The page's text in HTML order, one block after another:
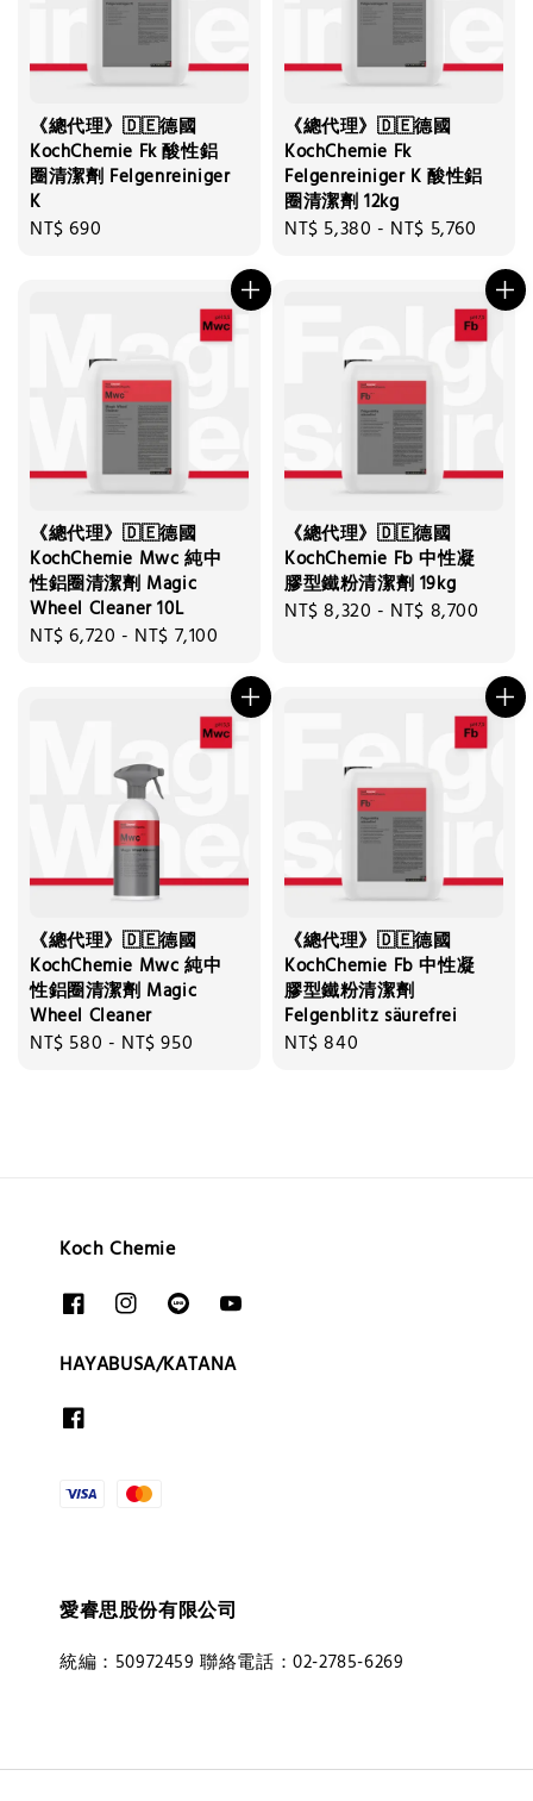
《總代理》🇩🇪德國
KochChemie Fk 酸性鋁
圈清潔劑 Felgenreiniger
K
Regular
NT$ 690
《總代理》🇩🇪德國
KochChemie Fk
Felgenreiniger K 酸性鋁
圈清潔劑 12kg
Regular
NT$ 5,380 - NT$ 5,760
《總代理》🇩🇪德國
KochChemie Mwc 純中
性鋁圈清潔劑 Magic
Wheel Cleaner 10L
Regular
NT$ 6,720 - NT$ 7,100
《總代理》🇩🇪德國
KochChemie Fb 中性凝
膠型鐵粉清潔劑 19kg
Regular
NT$ 8,320 - NT$ 8,700
《總代理》🇩🇪德國
KochChemie Mwc 純中
性鋁圈清潔劑 Magic
Wheel Cleaner
Regular
NT$ 580 - NT$ 950
《總代理》🇩🇪德國
KochChemie Fb 中性凝
膠型鐵粉清潔劑
Felgenblitz säurefrei
Regular
NT$ 840
Koch Chemie
HAYABUSA/KATANA
愛睿思股份有限公司
統編：50972459 聯絡電話：02-2785-6269